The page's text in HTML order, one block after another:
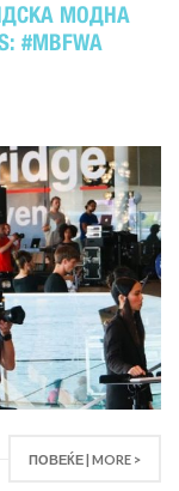
МОДНА
#MBFWA
ПОВЕЌЕ | MORE >